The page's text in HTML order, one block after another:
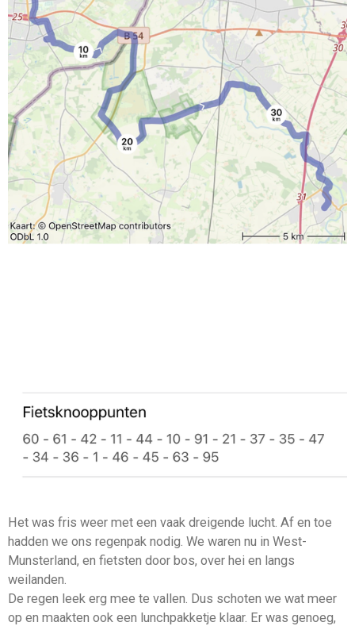
Het was fris weer met een vaak dreigende lucht. Af en toe
hadden we ons regenpak nodig. We waren nu in West-
Munsterland, en fietsten door bos, over hei en langs
weilanden.
De regen leek erg mee te vallen. Dus schoten we wat meer
op en maakten ook een lunchpakketje klaar. Er was genoeg,